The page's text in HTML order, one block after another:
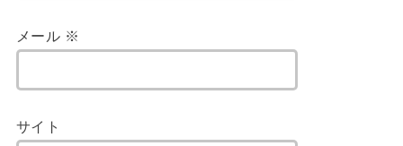
メール ※
サイト